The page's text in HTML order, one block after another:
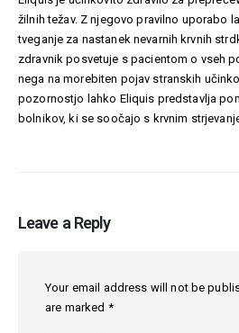
žilnih težav. Z njegovo pravilno uporabo
tveganje za nastanek nevarnih krvnih
zdravnik posvetuje s pacientom o vseh
nega na morebiten pojav stranskih
pozornostjo lahko Eliquis predstavlja
bolnikov, ki se soočajo s krvnim
Leave a Reply
Your email address will not be
are marked *